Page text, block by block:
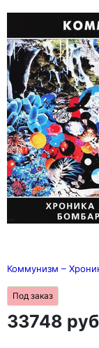
Коммунизм –
Под заказ
33748